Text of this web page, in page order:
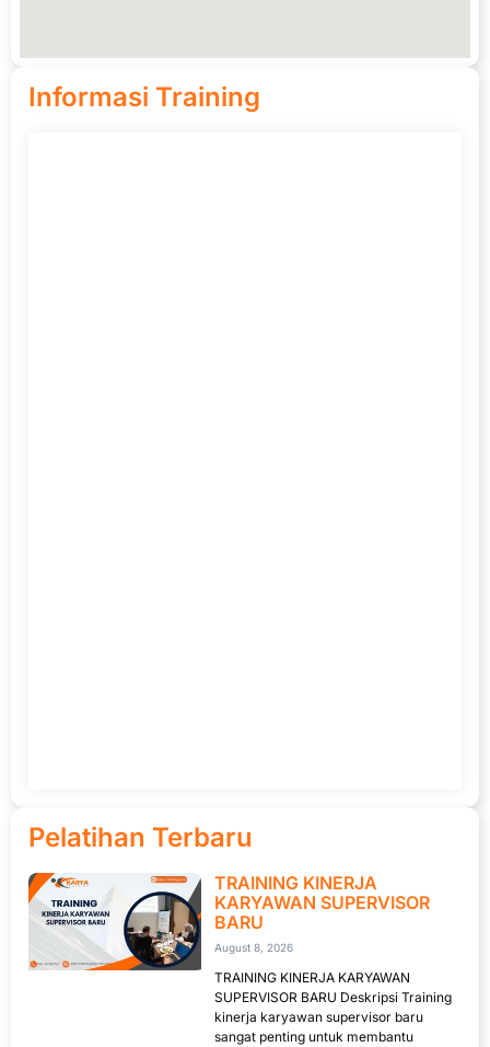
Informasi Training
Pelatihan Terbaru
TRAINING KINERJA
KARYAWAN SUPERVISOR
BARU
August 8, 2026
TRAINING KINERJA KARYAWAN
SUPERVISOR BARU Deskripsi Training
kinerja karyawan supervisor baru
sangat penting untuk membantu